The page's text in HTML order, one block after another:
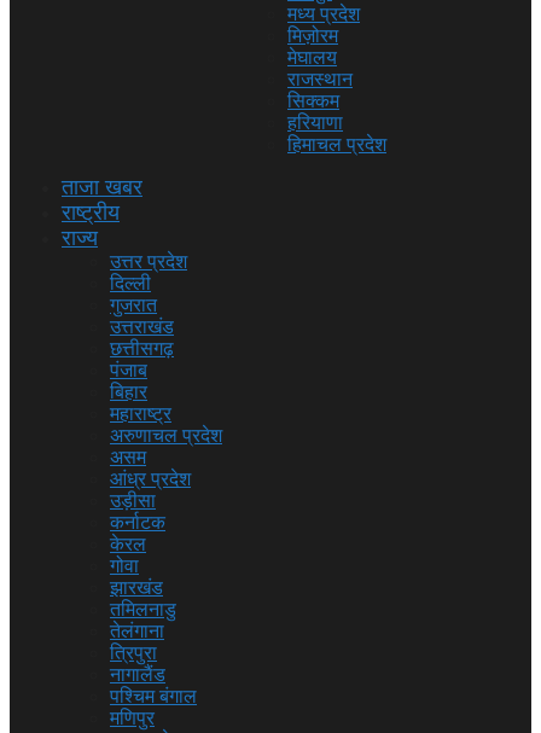
मध्य प्रदेश
मिज़ोरम
मेघालय
राजस्थान
सिक्कम
हरियाणा
हिमाचल प्रदेश
ताजा खबर
राष्ट्रीय
राज्य
उत्तर प्रदेश
दिल्ली
गुजरात
उत्तराखंड
छत्तीसगढ़
पंजाब
बिहार
महाराष्ट्र
अरुणाचल प्रदेश
असम
आंध्र प्रदेश
उड़ीसा
कर्नाटक
केरल
गोवा
झारखंड
तमिलनाडु
तेलंगाना
त्रिपुरा
नागालैंड
पश्चिम बंगाल
मणिपुर